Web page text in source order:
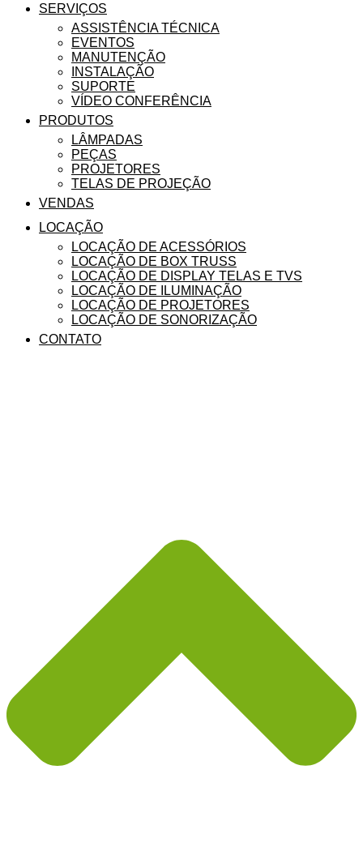
SERVIÇOS
ASSISTÊNCIA TÉCNICA
EVENTOS
MANUTENÇÃO
INSTALAÇÃO
SUPORTE
VÍDEO CONFERÊNCIA
PRODUTOS
LÂMPADAS
PEÇAS
PROJETORES
TELAS DE PROJEÇÃO
VENDAS
LOCAÇÃO
LOCAÇÃO DE ACESSÓRIOS
LOCAÇÃO DE BOX TRUSS
LOCAÇÃO DE DISPLAY TELAS E TVS
LOCAÇÃO DE ILUMINAÇÃO
LOCAÇÃO DE PROJETORES
LOCAÇÃO DE SONORIZAÇÃO
CONTATO